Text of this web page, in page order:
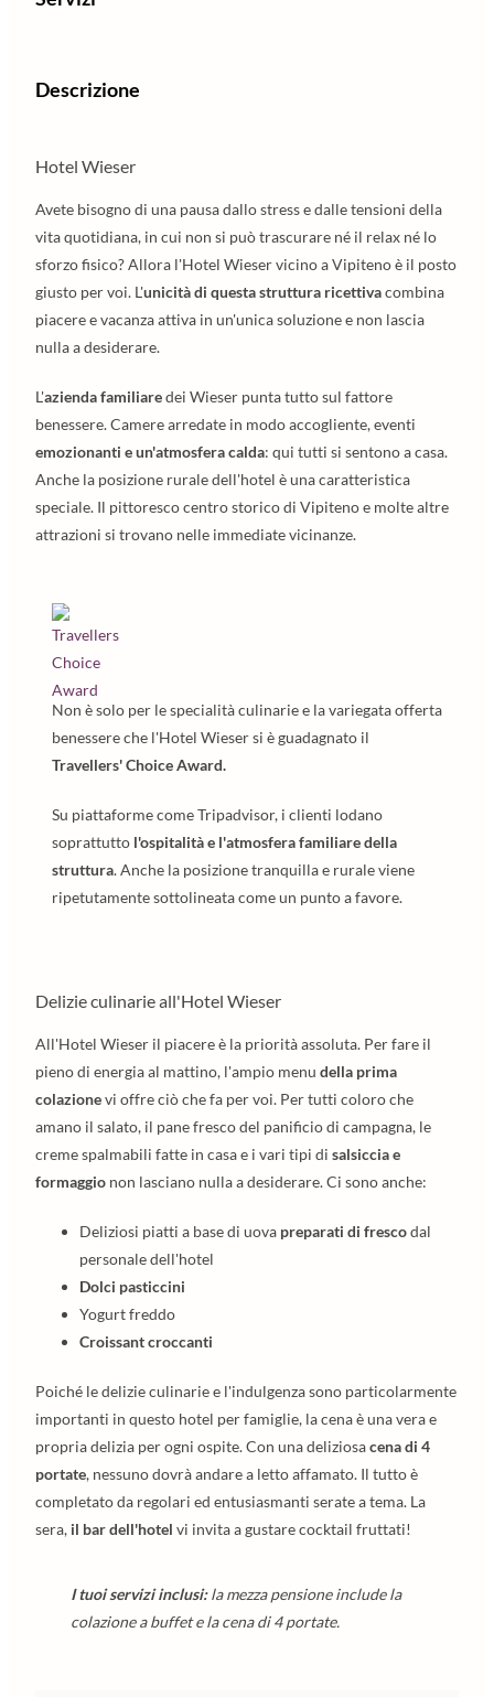
Descrizione
Hotel Wieser
Avete bisogno di una pausa dallo stress e dalle tensioni della
vita quotidiana, in cui non si può trascurare né il relax né lo
sforzo fisico? Allora l'Hotel Wieser vicino a Vipiteno è il posto
giusto per voi. L'unicità di questa struttura ricettivacombina
piacere e vacanza attiva in un'unica soluzione e non lascia
nulla a desiderare.
L'azienda familiaredei Wieser punta tutto sul fattore
benessere. Camere arredate in modo accogliente, eventi
emozionanti e un'atmosfera calda: qui tutti si sentono a casa.
Anche la posizione rurale dell'hotel è una caratteristica
speciale. Il pittoresco centro storico di Vipiteno e molte altre
attrazioni si trovano nelle immediate vicinanze.
Non è solo per le specialità culinarie e la variegata offerta
benessere che l'Hotel Wieser si è guadagnato il
Travellers' Choice Award.
Su piattaforme come Tripadvisor, i clienti lodano
soprattutto l'ospitalità e l'atmosfera familiare della
struttura. Anche la posizione tranquilla e rurale viene
ripetutamente sottolineata come un punto a favore.
Delizie culinarie all'Hotel Wieser
All'Hotel Wieser il piacere è la priorità assoluta. Per fare il
pieno di energia al mattino, l'ampio menu della prima
colazionevi offre ciò che fa per voi. Per tutti coloro che
amano il salato, il pane fresco del panificio di campagna, le
creme spalmabili fatte in casa e i vari tipi di salsiccia e
formaggio non lasciano nulla a desiderare. Ci sono anche:
Deliziosi piatti a base di uova preparati di frescodal
personale dell'hotel
Dolci pasticcini
Yogurt freddo
Croissant croccanti
Poiché le delizie culinarie e l'indulgenza sono particolarmente
importanti in questo hotel per famiglie, la cena è una vera e
propria delizia per ogni ospite. Con una deliziosacena di 4
portate, nessuno dovrà andare a letto affamato. Il tutto è
completato da regolari ed entusiasmanti serate a tema. La
sera, il bar dell'hotel vi invita a gustare cocktail fruttati!
I tuoi servizi inclusi:la mezza pensione include la
colazione a buffet e la cena di 4 portate.